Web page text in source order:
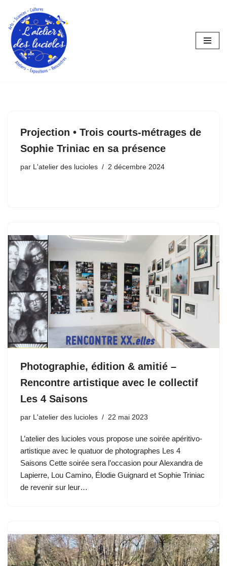
Aller
au
contenu
Projection • Trois courts-métrages de
Sophie Triniac en sa présence
par L'atelier des lucioles 2 décembre 2024
Photographie, édition & amitié –
Rencontre artistique avec le collectif
Les 4 Saisons
par L'atelier des lucioles 22 mai 2023
L’atelier des lucioles vous propose une soirée apéritivo-
artistique avec le quatuor de photographes Les 4
Saisons Cette soirée sera l’occasion pour Alexandra de
Lapierre, Lou Camino, Élodie Guignard et Sophie Triniac
de revenir sur leur…